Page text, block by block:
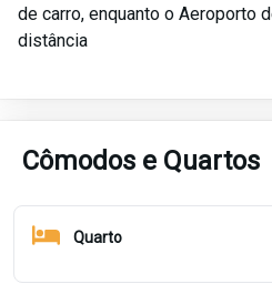
de carro, enquanto o Aeroporto
distância
Cômodos e Quartos
Quarto